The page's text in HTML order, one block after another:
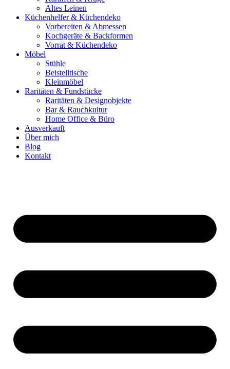
Altes Leinen
Küchenhelfer & Küchendeko
Vorbereiten & Abmessen
Kochgeräte & Backformen
Vorrat & Küchendeko
Möbel
Stühle
Beistelltische
Kleinmöbel
Raritäten & Fundstücke
Raritäten & Designobjekte
Bar & Rauchkultur
Home Office & Büro
Ausverkauft
Über mich
Blog
Kontakt